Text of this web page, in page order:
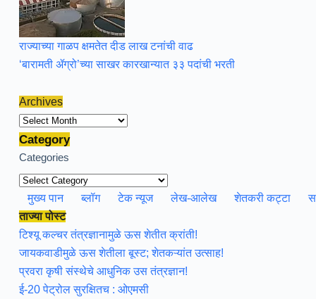
राज्याच्या गाळप क्षमतेत दीड लाख टनांची वाढ
‘बारामती ॲग्रो’च्या साखर कारखान्यात ३३ पदांची भरती
Archives
Archives
Category
Categories
मुख्य पान ब्लॉग टेक न्यूज लेख-आलेख शेतकरी कट्टा
ताज्या पोस्ट
टिश्यू कल्चर तंत्रज्ञानामुळे ऊस शेतीत क्रांती!
जायकवाडीमुळे ऊस शेतीला बूस्ट; शेतकऱ्यांत उत्साह!
प्रवरा कृषी संस्थेचे आधुनिक उस तंत्रज्ञान!
ई-20 पेट्रोल सुरक्षितच : ओएमसी